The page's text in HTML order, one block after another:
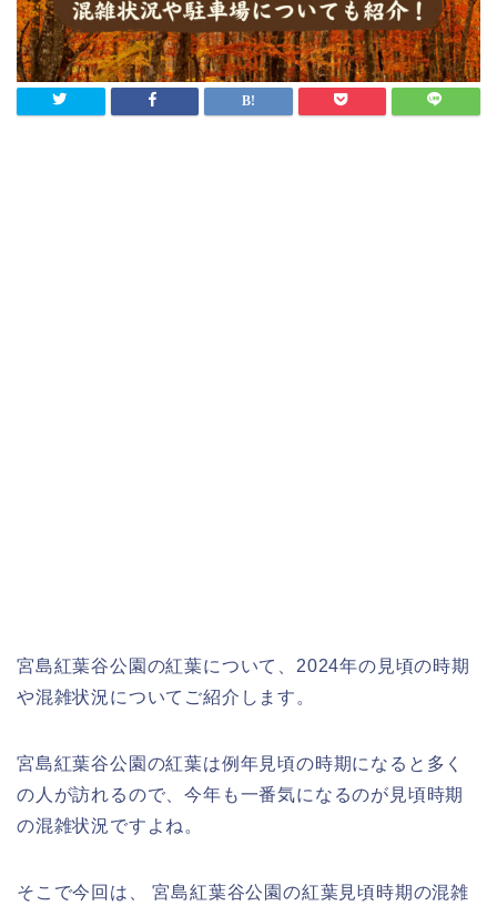
宮島紅葉谷公園の紅葉について、2024年の見頃の時期
や混雑状況についてご紹介します。
宮島紅葉谷公園の紅葉は例年見頃の時期になると多く
の人が訪れるので、今年も一番気になるのが見頃時期
の混雑状況ですよね。
そこで今回は、 宮島紅葉谷公園の紅葉見頃時期の混雑